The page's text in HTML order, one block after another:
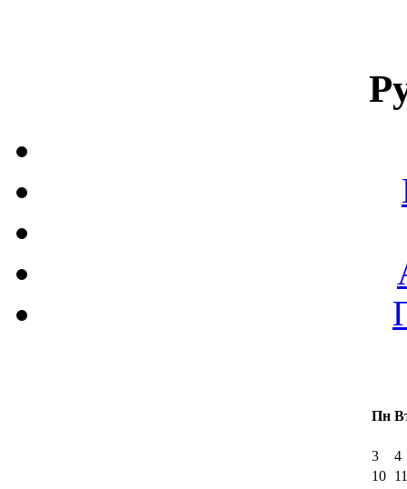
Пн
3
4
10
11